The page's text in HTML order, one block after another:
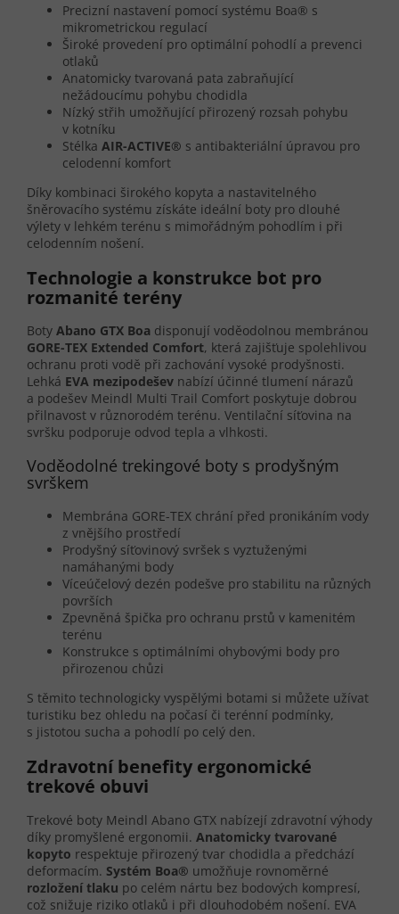
Precizní nastavení pomocí systému Boa® s
mikrometrickou regulací
Široké provedení pro optimální pohodlí a prevenci
otlaků
Anatomicky tvarovaná pata zabraňující
nežádoucímu pohybu chodidla
Nízký střih umožňující přirozený rozsah pohybu
v kotníku
Stélka AIR-ACTIVE® s antibakteriální úpravou pro
celodenní komfort
Díky kombinaci širokého kopyta a nastavitelného
šněrovacího systému získáte ideální boty pro dlouhé
výlety v lehkém terénu s mimořádným pohodlím i při
celodenním nošení.
Technologie a konstrukce bot pro
rozmanité terény
Boty Abano GTX Boa disponují voděodolnou membránou
GORE-TEX Extended Comfort, která zajišťuje spolehlivou
ochranu proti vodě při zachování vysoké prodyšnosti.
Lehká EVA mezipodešev nabízí účinné tlumení nárazů
a podešev Meindl Multi Trail Comfort poskytuje dobrou
přilnavost v různorodém terénu. Ventilační síťovina na
svršku podporuje odvod tepla a vlhkosti.
Voděodolné trekingové boty s prodyšným
svrškem
Membrána GORE-TEX chrání před pronikáním vody
z vnějšího prostředí
Prodyšný síťovinový svršek s vyztuženými
namáhanými body
Víceúčelový dezén podešve pro stabilitu na různých
površích
Zpevněná špička pro ochranu prstů v kamenitém
terénu
Konstrukce s optimálními ohybovými body pro
přirozenou chůzi
S těmito technologicky vyspělými botami si můžete užívat
turistiku bez ohledu na počasí či terénní podmínky,
s jistotou sucha a pohodlí po celý den.
Zdravotní benefity ergonomické
trekové obuvi
Trekové boty Meindl Abano GTX nabízejí zdravotní výhody
díky promyšlené ergonomii. Anatomicky tvarované
kopyto respektuje přirozený tvar chodidla a předchází
deformacím. Systém Boa® umožňuje rovnoměrné
rozložení tlaku po celém nártu bez bodových kompresí,
což snižuje riziko otlaků i při dlouhodobém nošení. EVA